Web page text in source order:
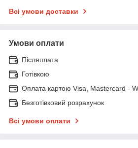
Всі умови доставки
Умови оплати
Післяплата
Готівкою
Оплата картою Visa, Mastercard -
Безготівковий розрахунок
Всі умови оплати